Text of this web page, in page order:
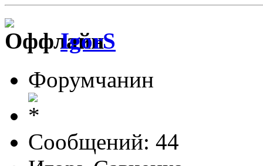
IgorS
Форумчанин
Сообщений: 44